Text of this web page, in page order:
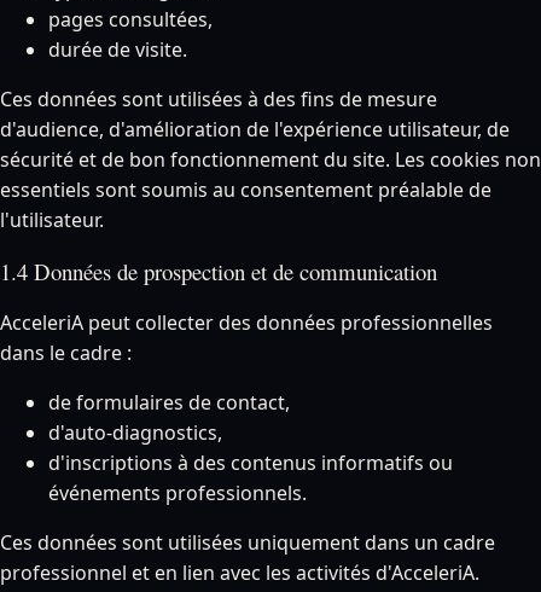
pages consultées,
durée de visite.
Ces données sont utilisées à des fins de mesure
d'audience, d'amélioration de l'expérience utilisateur, de
sécurité et de bon fonctionnement du site. Les cookies non
essentiels sont soumis au consentement préalable de
l'utilisateur.
1.4 Données de prospection et de communication
AcceleriA peut collecter des données professionnelles
dans le cadre :
de formulaires de contact,
d'auto-diagnostics,
d'inscriptions à des contenus informatifs ou
événements professionnels.
Ces données sont utilisées uniquement dans un cadre
professionnel et en lien avec les activités d'AcceleriA.